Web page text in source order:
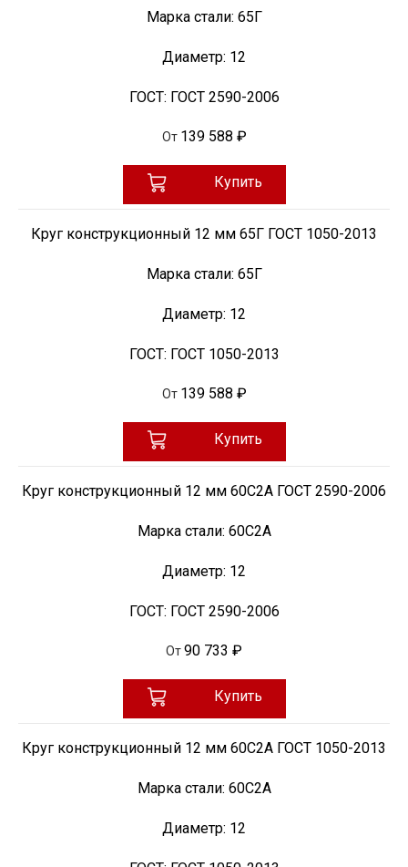
Марка стали: 65Г
Диаметр: 12
ГОСТ: ГОСТ 2590-2006
От 139 588 ₽
Купить
Круг конструкционный 12 мм 65Г ГОСТ 1050-2013
Марка стали: 65Г
Диаметр: 12
ГОСТ: ГОСТ 1050-2013
От 139 588 ₽
Купить
Круг конструкционный 12 мм 60С2А ГОСТ 2590-2006
Марка стали: 60С2А
Диаметр: 12
ГОСТ: ГОСТ 2590-2006
От90 733 ₽
Купить
Круг конструкционный 12 мм 60С2А ГОСТ 1050-2013
Марка стали: 60С2А
Диаметр: 12